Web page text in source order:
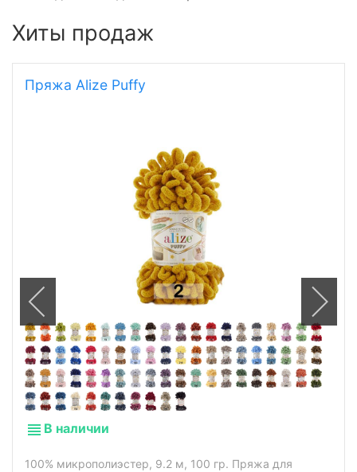
Хиты продаж
Пряжа Alize Puffy
В наличии
100% микрополиэстер, 9.2 м, 100 гр. Пряжа для